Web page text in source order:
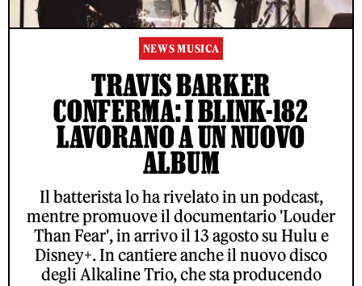
NEWS MUSICA
TRAVIS BARKER
CONFERMA: I BLINK-182
LAVORANO A UN NUOVO
ALBUM
Il batterista lo ha rivelato in un podcast,
mentre promuove il documentario 'Louder
Than Fear', in arrivo il 13 agosto su Hulu e
Disney+. In cantiere anche il nuovo disco
degli Alkaline Trio, che sta producendo